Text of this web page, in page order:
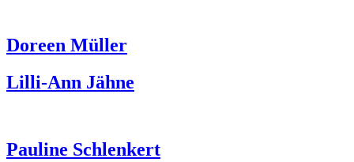
Doreen Müller
Lilli-Ann Jähne
Pauline Schlenkert